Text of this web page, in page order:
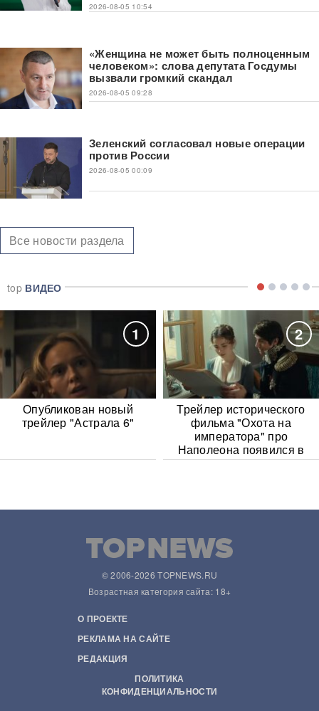
2026-08-05 10:54
«Женщина не может быть полноценным
человеком»: слова депутата Госдумы
вызвали громкий скандал
2026-08-05 09:28
Зеленский согласовал новые операции
против России
2026-08-05 00:09
Все новости раздела
top ВИДЕО
1
Опубликован новый
трейлер "Астрала 6"
2
Трейлер исторического
фильма "Охота на
императора" про
Наполеона появился в
Сети
© 2006-2026 TOPNEWS.RU
Возрастная категория сайта: 18+
О ПРОЕКТЕ
РЕКЛАМА НА САЙТЕ
РЕДАКЦИЯ
ПОЛИТИКА
КОНФИДЕНЦИАЛЬНОСТИ